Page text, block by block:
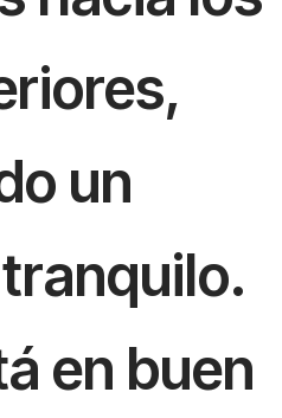
un
en buen